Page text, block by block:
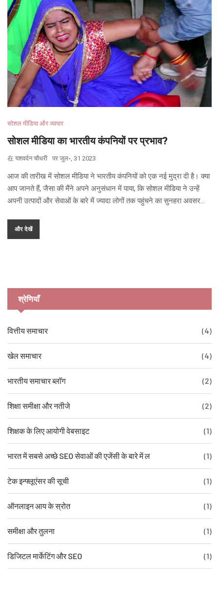
सोशल मीडिया और व्यापार
सोशल मीडिया का भारतीय कंपनियों पर प्रभाव?
在 यशवर्दन चौधरी पर जुल॰, 31 2023
आज की तारीख में सोशल मीडिया ने भारतीय कंपनियों को एक नई मुद्रा दी है। क्या
आप जानते हैं, जैसा की मैंने अपने अनुसंधान में पाया, कि सोशल मीडिया ने उन्हें
अपनी उत्पादों और सेवाओं के बारे में ज्यादा लोगों तक पहुंचने का सुनहरा अवसर
जरूरत नहीं है, फेसबुक या ट्विटर पर ही हमें हमारी इच्छाओं का सामान मिल जाता
है। और यदि किसी कंपनी का उत्पाद आपको पसंद आता है, तो आप उसे 'लाइक' या
और देखें
श्रेणियाँ
वित्तीय समाचार (4)
खेल समाचार (4)
भारतीय समाचार ब्लॉग (2)
शिक्षा समीक्षा और नतीजे (2)
शिक्षक के लिए आयोगी वेबसाइट (1)
भारत में सबसे अच्छे SEO सेवाओं की एजेंसी के बारे में ल (1)
टेक इन्फ्लूएंसर की सूची (1)
ऑनलाइन आय के स्रोत (1)
समीक्षा और तुलना (1)
डिजिटल मार्केटिंग और SEO (1)